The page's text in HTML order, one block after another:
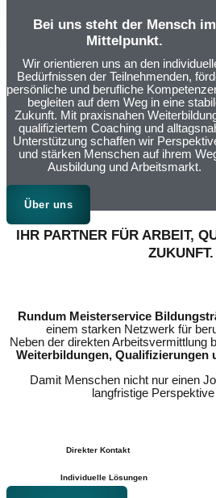
Bei uns steht der Mensch im
Mittelpunkt.
Wir orientieren uns an den
Bedürfnissen der Teilnehmenden,
persönliche und berufliche
begleiten auf dem Weg in eine
Zukunft. Mit praxisnahen
qualifiziertem Coaching und
Unterstützung schaffen wir
und stärken Menschen auf ihrem
Ausbildung und Arbeitsmarkt.
Über uns
IHR PARTNER FÜR ARBEIT,
ZUKUNFT.
Rundum Meisterservice
einem starken Netzwerk für
Neben der direkten Arbeitsvermittlung
Weiterbildungen, Qualifizierungen
Damit Menschen nicht nur einen
langfristige
Direkter Kontakt
Individuelle Lösungen